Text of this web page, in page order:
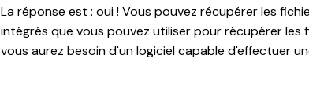
La réponse est : oui ! Vous pouvez récupérer les
intégrés que vous pouvez utiliser pour récupérer les
vous aurez besoin d'un logiciel capable d'effectuer